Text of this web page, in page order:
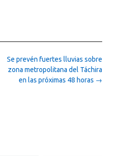
Se prevén fuertes lluvias sobre
zona metropolitana del Táchira
en las próximas 48 horas →